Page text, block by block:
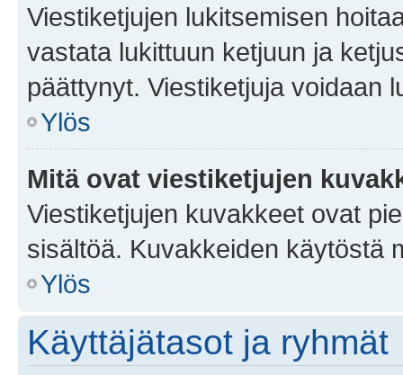
Viestiketjujen lukitsemisen
vastata lukittuun ketjuun ja
päättynyt. Viestiketjuja voidaan
Ylös
Mitä ovat viestiketjujen
Viestiketjujen kuvakkeet ovat
sisältöä. Kuvakkeiden käytöstä
Ylös
Käyttäjätasot ja ryhmät